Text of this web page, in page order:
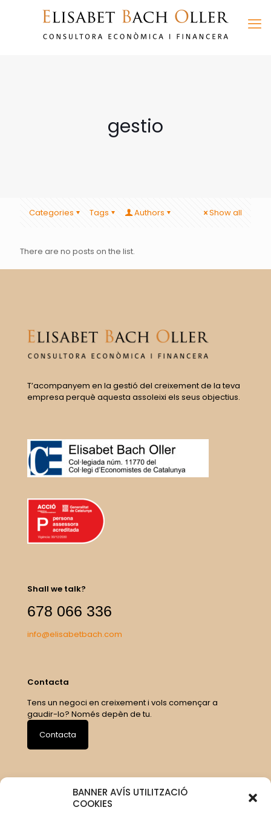
BANNER AVÍS UTILITZACIÓ
COOKIES
gestio
Categories Tags Authors Show all
There are no posts on the list.
T’acompanyem en la gestió del creixement de la teva
empresa perquè aquesta assoleixi els seus objectius.
Shall we talk?
678 066 336
info@elisabetbach.com
Contacta
Tens un negoci en creixement i vols començar a
gaudir-lo? Només depèn de tu.
Contacta